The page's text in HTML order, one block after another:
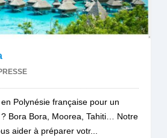
Polynésie française pour un
? Bora Bora, Moorea, Tahiti… Notre
aider à préparer votr...